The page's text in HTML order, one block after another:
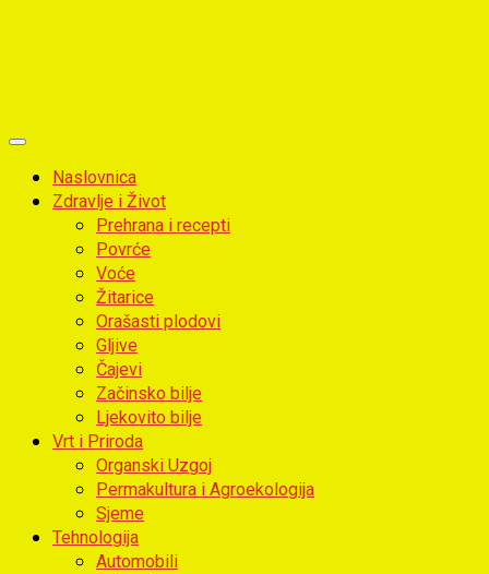
Primary
MenuNaslovnica
Zdravlje i Život
Prehrana i recepti
Povrće
Voće
Žitarice
Orašasti plodovi
Gljive
Čajevi
Začinsko bilje
Ljekovito bilje
Vrt i Priroda
Organski Uzgoj
Permakultura i Agroekologija
Sjeme
Tehnologija
Automobili